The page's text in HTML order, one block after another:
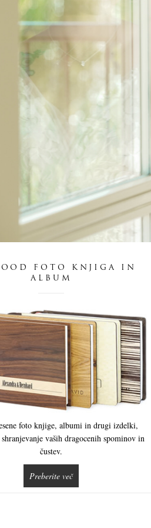
FOTO KNJIGA IN
ALBUM
foto knjige, albumi in drugi izdelki,
vaših dragocenih spominov in
čustev.
Preberite več